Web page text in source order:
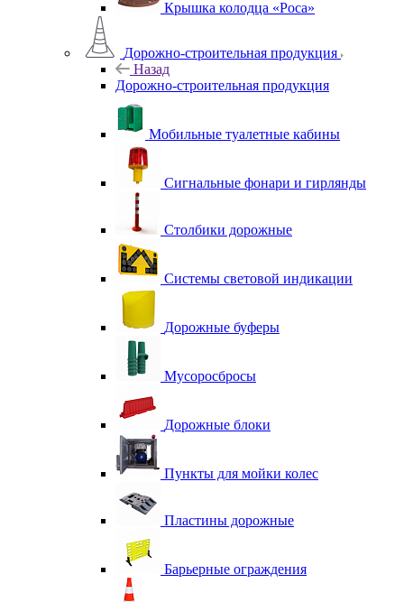
Крышка колодца «Роса»
Дорожно-строительная продукция
Назад
Дорожно-строительная продукция
Мобильные туалетные кабины
Сигнальные фонари и гирлянды
Столбики дорожные
Системы световой индикации
Дорожные буферы
Мусоросбросы
Дорожные блоки
Пункты для мойки колес
Пластины дорожные
Барьерные ограждения